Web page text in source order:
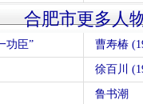
合肥市更多人
功臣” 曹寿椿
徐百川
鲁书潮